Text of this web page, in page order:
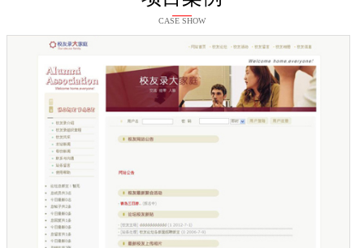
CASE SHOW